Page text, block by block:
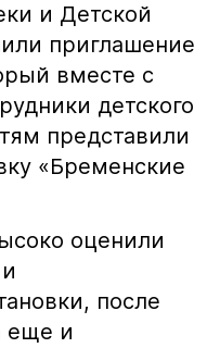
и Детской
приглашение
вместе с
детского
представили
«Бременские
оценили
после
еще и